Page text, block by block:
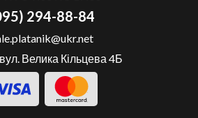
294-88-84
Велика Кільцева 4Б